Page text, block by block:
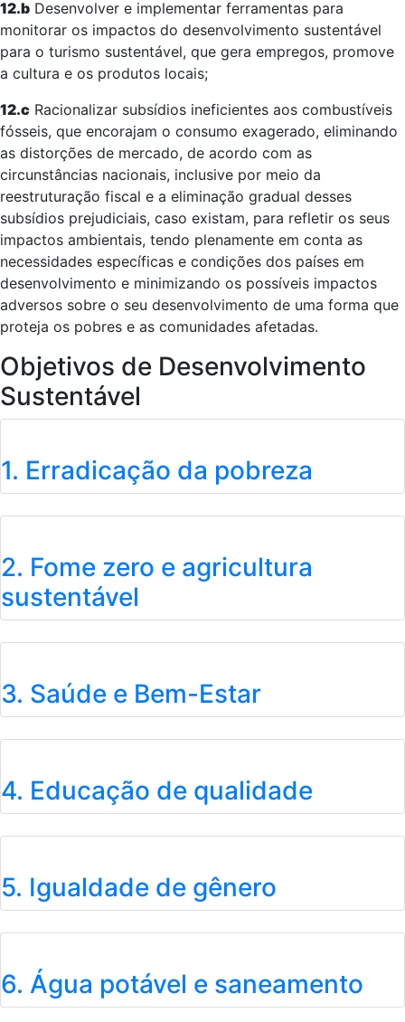
12.b Desenvolver e implementar ferramentas para
monitorar os impactos do desenvolvimento sustentável
para o turismo sustentável, que gera empregos, promove
a cultura e os produtos locais;
12.c Racionalizar subsídios ineficientes aos combustíveis
fósseis, que encorajam o consumo exagerado, eliminando
as distorções de mercado, de acordo com as
circunstâncias nacionais, inclusive por meio da
reestruturação fiscal e a eliminação gradual desses
subsídios prejudiciais, caso existam, para refletir os seus
impactos ambientais, tendo plenamente em conta as
necessidades específicas e condições dos países em
desenvolvimento e minimizando os possíveis impactos
adversos sobre o seu desenvolvimento de uma forma que
proteja os pobres e as comunidades afetadas.
Objetivos de Desenvolvimento
Sustentável
1. Erradicação da pobreza
2. Fome zero e agricultura
sustentável
3. Saúde e Bem-Estar
4. Educação de qualidade
5. Igualdade de gênero
6. Água potável e saneamento